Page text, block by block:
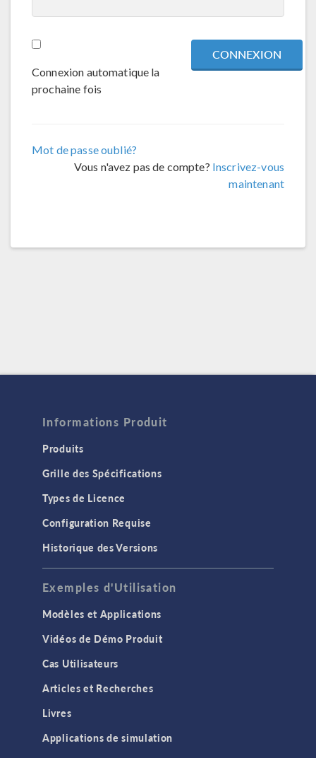
Connexion automatique la
prochaine fois
Mot de passe oublié?
Vous n'avez pas de compte? Inscrivez-vous
maintenant
Informations Produit
Produits
Grille des Spécifications
Types de Licence
Configuration Requise
Historique des Versions
Exemples d'Utilisation
Modèles et Applications
Vidéos de Démo Produit
Cas Utilisateurs
Articles et Recherches
Livres
Applications de simulation